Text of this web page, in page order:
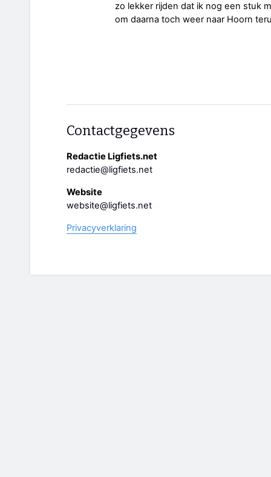
zo lekker rijden dat ik nog een stuk
om daarna toch weer naar Hoorn
Contactgegevens
Redactie Ligfiets.net
redactie@ligfiets.net
Website
website@ligfiets.net
Privacyverklaring